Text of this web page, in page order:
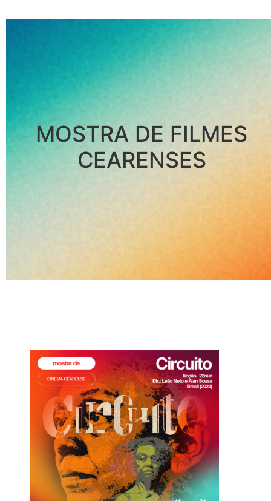
MOSTRA DE FILMES
CEARENSES